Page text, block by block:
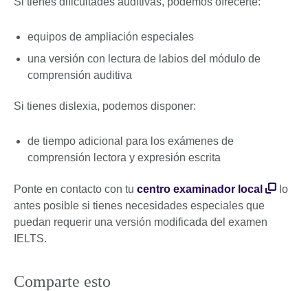
equipos de ampliación especiales
una versión con lectura de labios del módulo de
comprensión auditiva
Si tienes dislexia, podemos disponer:
de tiempo adicional para los exámenes de
comprensión lectora y expresión escrita
Ponte en contacto con tu centro examinador local
lo
antes posible si tienes necesidades especiales que
puedan requerir una versión modificada del examen
IELTS.
Comparte esto